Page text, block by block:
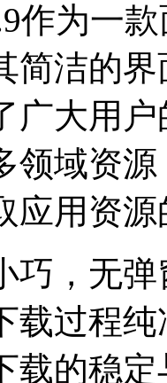
作为一
简洁的
广大用
领域资
应用资
巧，无
载过程
载的稳